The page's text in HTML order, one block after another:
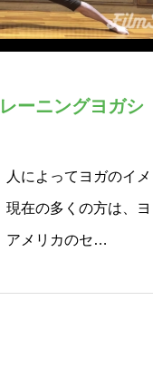
ーニングヨガシ
人によってヨガのイメ
現在の多くの方は、ヨ
アメリカのセ…